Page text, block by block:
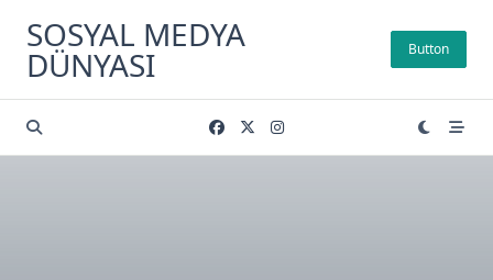
content
SOSYAL MEDYA
DÜNYASI Button